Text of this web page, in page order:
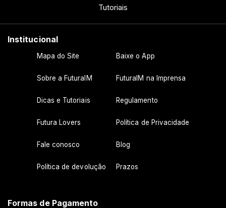
Tutoriais
Institucional
Mapa do Site Baixe o App
Sobre a FuturaIM FuturaIM na Imprensa
Dicas e Tutoriais Regulamento
Futura Lovers Política de Privacidade
Fale conosco Blog
Política de devolução Prazos
Formas de Pagamento